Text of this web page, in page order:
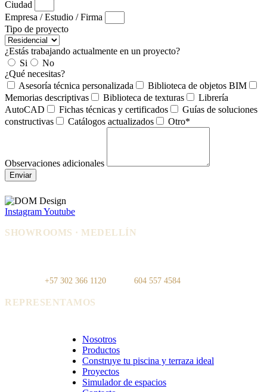
Ciudad
Empresa / Estudio / Firma
Tipo de proyecto
¿Estás trabajando actualmente en un proyecto?
Si
No
¿Qué necesitas?
Asesoría técnica personalizada
Biblioteca de objetos BIM
Memorias descriptivas
Biblioteca de texturas
Librería
AutoCAD
Fichas técnicas y certificados
Guías de soluciones
constructivas
Catálogos actualizados Otro*
Observaciones adicionales
Enviar
InstagramYoutube
SHOWROOMS · MEDELLÍN
+57 302 366 1120 604 557 4584
REPRESENTAMOS
Nosotros
Productos
Construye tu piscina y terraza ideal
Proyectos
Simulador de espacios